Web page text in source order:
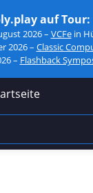
auf Tour:
2026 – VCFein
2026 – Classic
– Flashback